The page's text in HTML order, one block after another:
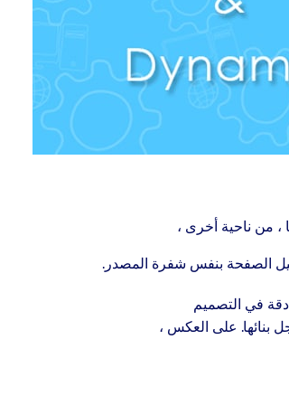
، من ناحية أخرى ،
الصفحة بنفس شفرة المصدر.
دقة في التصميم